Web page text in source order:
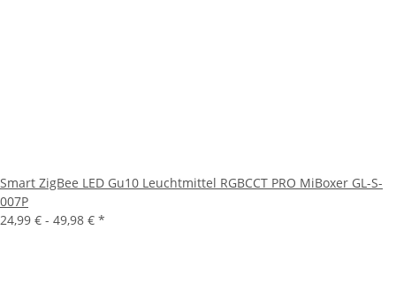
Smart ZigBee LED Gu10 Leuchtmittel RGBCCT PRO MiBoxer GL-S-
007P
24,99 € - 49,98 € *